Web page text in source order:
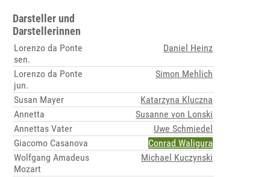
Darsteller und
Darstellerinnen
Lorenzo da Ponte
sen.
Daniel Heinz
Lorenzo da Ponte
jun.
Simon Mehlich
Susan Mayer
Katarzyna Kluczna
Annetta
Susanne von Lonski
Annettas Vater
Uwe Schmiedel
Giacomo Casanova
Conrad Waligura
Wolfgang Amadeus
Mozart
Michael Kuczynski